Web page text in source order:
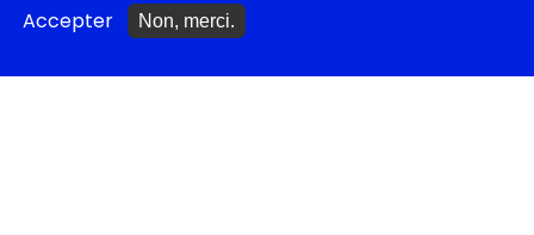
Emmanuel Macron
Accepter
Non, merci.